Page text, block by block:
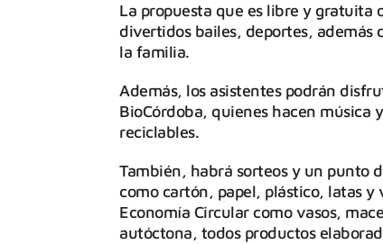
La propuesta que es libre y gratuita
divertidos bailes, deportes, además
la familia.
Además, los asistentes podrán
BioCórdoba, quienes hacen
reciclables.
También, habrá sorteos y un punto
como cartón, papel, plástico, latas
Economía Circular como vasos,
autóctona, todos productos